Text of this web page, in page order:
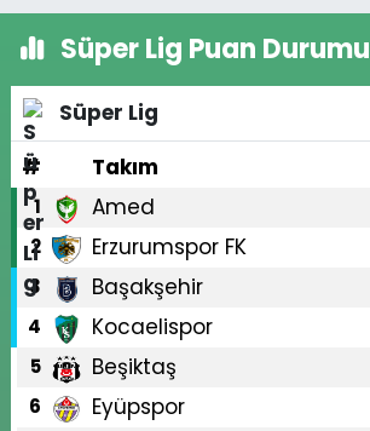
Süper Lig Puan Durumu
Süper Lig
#
Takım
1 Amed
2 Erzurumspor FK
3 Başakşehir
4 Kocaelispor
5 Beşiktaş
6 Eyüpspor